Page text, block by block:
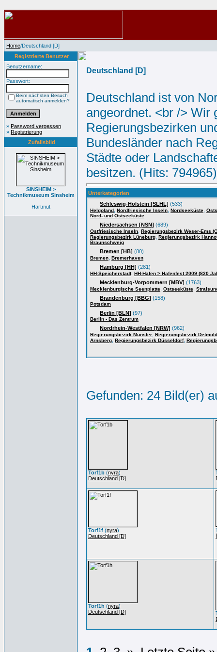
Home/Deutschland [D]
Registrierte Benutzer
Benutzername:
Passwort:
Beim nächsten Besuch
automatisch anmelden?
» Password vergessen
» Registrierung
Zufallsbild
SINSHEIM >
Technikmuseum Sinsheim
Hartmut
Deutschland [D]
Deutschland ist von
angeordnet. <br /> Wir
Regierungsbezirken
Bundesländer nach
Städte oder
besitzen. (Hits: 794965)
Unterkategorien
Schleswig-Holstein [SLHL] (533)
Helgoland Nordfriesische Inseln Nordseeküste
Nord- und Ostseeküste
Niedersachsen [NSN] (689)
Ostfriesische Inseln Regierungsbezirk Weser-Ems
Regierungsbezirk Lüneburg Regierungsbezirk
Braunschweig
Bremen [HB] (80)
Bremen Bremerhaven
Hamburg [HH] (281)
HH-Speicherstadt, HH-Hafen > Hafenfest 2009 (820
Mecklenburg-Vorpommern [MBV] (1763)
Mecklenburgische Seenplatte Ostseeküste
Brandenburg [BBG] (158)
Potsdam
Berlin [BLN] (97)
Berlin - Das Zentrum
Nordrhein-Westfalen [NRW] (962)
Regierungsbezirk Münster Regierungsbezirk Detmold
Arnsberg Regierungsbezirk Düsseldorf,
Gefunden: 24 Bild(er)
Torf1b (nyra)
Deutschland [D]
Torf1f (nyra)
Deutschland [D]
Torf1h (nyra)
Deutschland [D]